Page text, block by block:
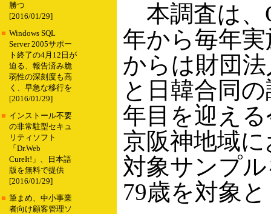
勝つ
[2016/01/29]
■ Windows SQL
Server 2005サポー
ト終了の4月12日が
迫る、報告済み脆
弱性の深刻度も高
く、早急な移行を
[2016/01/29]
■ インストール不要
の非常駐型セキュ
リティソフト
「Dr.Web
CureIt!」、日本語
版を無料で提供
[2016/01/29]
■ 筆まめ、中小事業
者向け顧客管理ソ
本調査は、
年から毎年
からは財団
と日韓合同
年目を迎え
京阪神地域
対象サンプ
79歳を対象